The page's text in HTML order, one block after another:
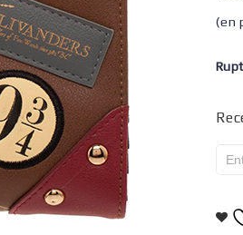
(en